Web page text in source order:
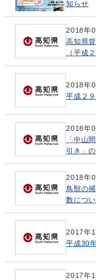
知らせ
2018年
高知県
（平成
2018年
平成２
2018年
「中山
引き」
2018年
鳥獣の
数につ
2017年
平成30
2017年